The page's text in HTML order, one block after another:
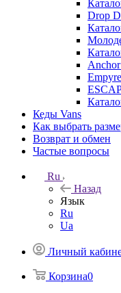
Drop
Empyre
Кеды Vans
Как выбрать
Возврат и обмен
Частые вопросы
Ru
Назад
Язык
Ru
Ua
Личный
Корзина0